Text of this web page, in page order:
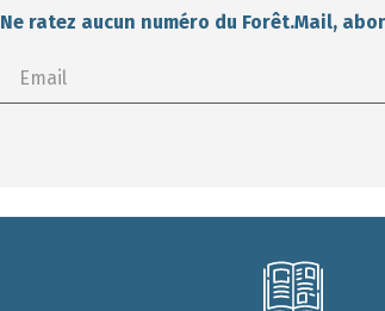
Ne ratez aucun numéro du Forêt.Mail,